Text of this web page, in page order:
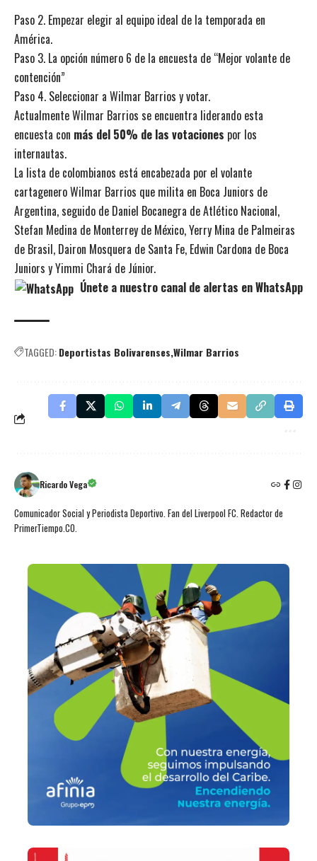
Paso 2. Empezar elegir al equipo ideal de la temporada en
América.
Paso 3. La opción número 6 de la encuesta de “Mejor volante de
contención”
Paso 4. Seleccionar a Wilmar Barrios y votar.
Actualmente Wilmar Barrios se encuentra liderando esta
encuesta con más del 50% de las votaciones por los
internautas.
La lista de colombianos está encabezada por el volante
cartagenero Wilmar Barrios que milita en Boca Juniors de
Argentina, seguido de Daniel Bocanegra de Atlético Nacional,
Stefan Medina de Monterrey de México, Yerry Mina de Palmeiras
de Brasil, Dairon Mosquera de Santa Fe, Edwin Cardona de Boca
Juniors y Yimmi Chará de Júnior.
Únete a nuestro canal de alertas en WhatsApp
TAGGED:Deportistas Bolivarenses Wilmar Barrios
Ricardo Vega
Comunicador Social y Periodista Deportivo. Fan del Liverpool FC. Redactor de
PrimerTiempo.CO.